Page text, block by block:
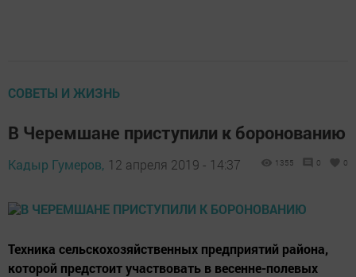
СОВЕТЫ И ЖИЗНЬ
В Черемшане приступили к боронованию
Кадыр Гумеров, 12 апреля 2019 - 14:37 1355 0 0
Техника сельскохозяйственных предприятий района,
которой предстоит участвовать в весенне-полевых